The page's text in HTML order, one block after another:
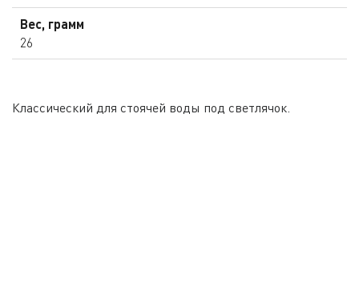
Вес, грамм
26
Классический для стоячей воды под светлячок.